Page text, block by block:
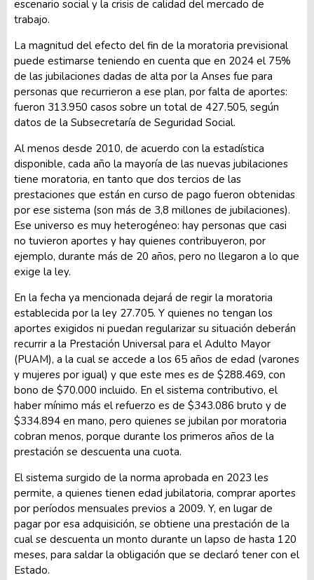
escenario social y la crisis de calidad del mercado de
trabajo.
La magnitud del efecto del fin de la moratoria previsional
puede estimarse teniendo en cuenta que en 2024 el 75%
de las jubilaciones dadas de alta por la Anses fue para
personas que recurrieron a ese plan, por falta de aportes:
fueron 313.950 casos sobre un total de 427.505, según
datos de la Subsecretaría de Seguridad Social.
Al menos desde 2010, de acuerdo con la estadística
disponible, cada año la mayoría de las nuevas jubilaciones
tiene moratoria, en tanto que dos tercios de las
prestaciones que están en curso de pago fueron obtenidas
por ese sistema (son más de 3,8 millones de jubilaciones).
Ese universo es muy heterogéneo: hay personas que casi
no tuvieron aportes y hay quienes contribuyeron, por
ejemplo, durante más de 20 años, pero no llegaron a lo que
exige la ley.
En la fecha ya mencionada dejará de regir la moratoria
establecida por la ley 27.705. Y quienes no tengan los
aportes exigidos ni puedan regularizar su situación deberán
recurrir a la Prestación Universal para el Adulto Mayor
(PUAM), a la cual se accede a los 65 años de edad (varones
y mujeres por igual) y que este mes es de $288.469, con
bono de $70.000 incluido. En el sistema contributivo, el
haber mínimo más el refuerzo es de $343.086 bruto y de
$334.894 en mano, pero quienes se jubilan por moratoria
cobran menos, porque durante los primeros años de la
prestación se descuenta una cuota.
El sistema surgido de la norma aprobada en 2023 les
permite, a quienes tienen edad jubilatoria, comprar aportes
por períodos mensuales previos a 2009. Y, en lugar de
pagar por esa adquisición, se obtiene una prestación de la
cual se descuenta un monto durante un lapso de hasta 120
meses, para saldar la obligación que se declaró tener con el
Estado.